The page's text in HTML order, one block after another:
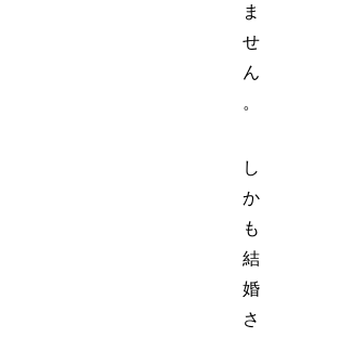
ま
せ
ん
。
し
か
も
結
婚
さ